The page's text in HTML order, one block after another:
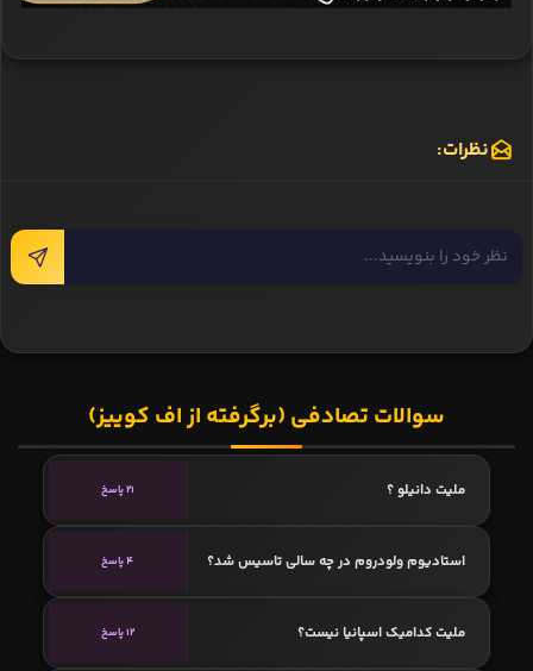
نظرات:
سوالات تصادفی (برگرفته از اف کوییز)
ملیت دانیلو ؟ 21 پاسخ
استادیوم ولودروم در چه سالی تاسیس شد؟ 4 پاسخ
ملیت کدامیک اسپانیا نیست؟ 12 پاسخ